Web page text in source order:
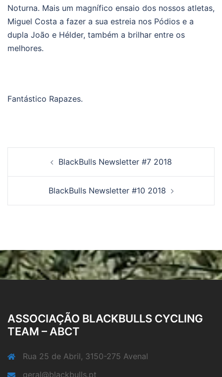
Noturna. Mais um magnífico ensaio dos nossos atletas,
Miguel Costa a fazer a sua estreia nos Pódios e a
dupla João e Hélder, também a brilhar entre os
melhores.
Fantástico Rapazes.
navigationBlackBulls Newsletter #7 2018
BlackBulls Newsletter #10 2018
ASSOCIAÇÃO BLACKBULLS CYCLING
TEAM – ABCT
Rua 25 de Abril, 3150-275 Avenal
geral@blackbulls.pt